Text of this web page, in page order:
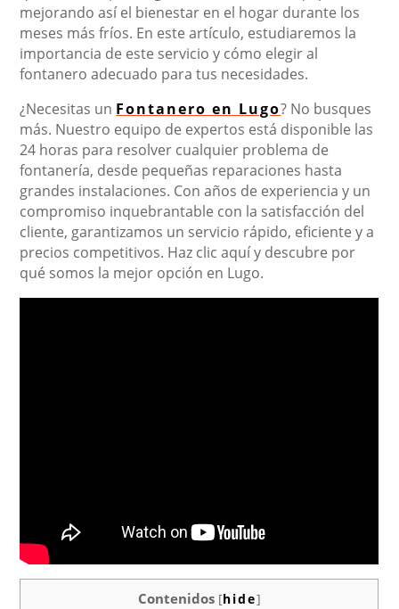
mejorando así el bienestar en el hogar durante los
meses más fríos. En este artículo, estudiaremos la
importancia de este servicio y cómo elegir al
fontanero adecuado para tus necesidades.
¿Necesitas un Fontanero en Lugo? No busques
más. Nuestro equipo de expertos está disponible las
24 horas para resolver cualquier problema de
fontanería, desde pequeñas reparaciones hasta
grandes instalaciones. Con años de experiencia y un
compromiso inquebrantable con la satisfacción del
cliente, garantizamos un servicio rápido, eficiente y a
precios competitivos. Haz clic aquí y descubre por
qué somos la mejor opción en Lugo.
Contenidos [hide]